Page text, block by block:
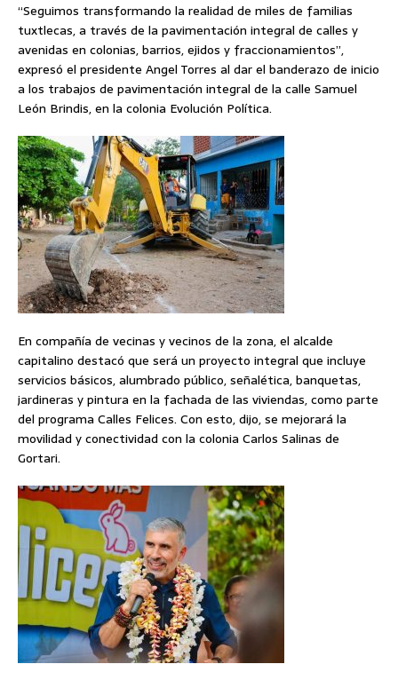
“Seguimos transformando la realidad de miles de familias
tuxtlecas, a través de la pavimentación integral de calles y
avenidas en colonias, barrios, ejidos y fraccionamientos”,
expresó el presidente Angel Torres al dar el banderazo de inicio
a los trabajos de pavimentación integral de la calle Samuel
León Brindis, en la colonia Evolución Política.
En compañía de vecinas y vecinos de la zona, el alcalde
capitalino destacó que será un proyecto integral que incluye
servicios básicos, alumbrado público, señalética, banquetas,
jardineras y pintura en la fachada de las viviendas, como parte
del programa Calles Felices. Con esto, dijo, se mejorará la
movilidad y conectividad con la colonia Carlos Salinas de
Gortari.